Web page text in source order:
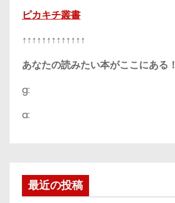
ピカキチ叢書
↑↑↑↑↑↑↑↑↑↑↑↑↑
あなたの読みたい本がここにある！
g:
a:
最近の投稿